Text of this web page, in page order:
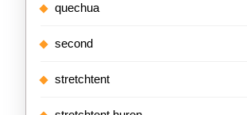
quechua
second
stretchtent